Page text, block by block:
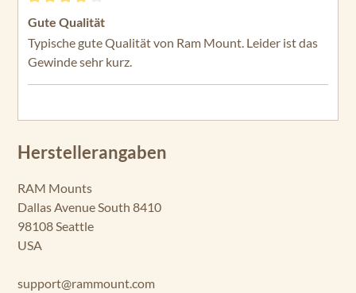
Bewertung mit 4 von 5 Sternen
Gute Qualität
Typische gute Qualität von Ram Mount. Leider ist das
Gewinde sehr kurz.
Herstellerangaben
RAM Mounts
Dallas Avenue South 8410
98108 Seattle
USA
support@rammount.com